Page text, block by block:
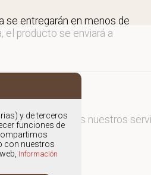
se entregarán en menos de
el producto se enviará a
, y ofrecemos nuestros
y de terceros
funciones de
con nuestros
Información